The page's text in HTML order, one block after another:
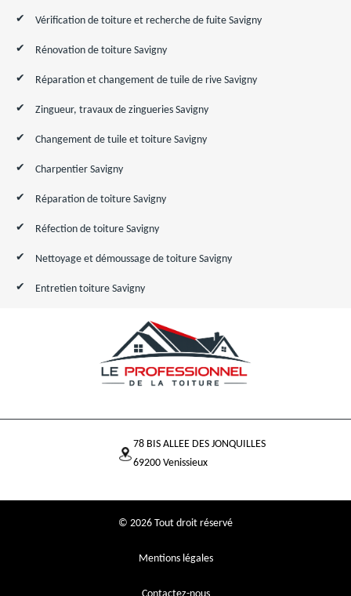
Vérification de toiture et recherche de fuite Savigny
Rénovation de toiture Savigny
Réparation et changement de tuile de rive Savigny
Zingueur, travaux de zingueries Savigny
Changement de tuile et toiture Savigny
Charpentier Savigny
Réparation de toiture Savigny
Réfection de toiture Savigny
Nettoyage et démoussage de toiture Savigny
Entretien toiture Savigny
78 BIS ALLEE DES JONQUILLES
69200 Venissieux
© 2026 Tout droit réservé
Mentions légales